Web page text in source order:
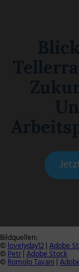
Bildquellen:
©lovelyday12|Adobe
©Petr|Adobe Stock
©Romolo Tavani|